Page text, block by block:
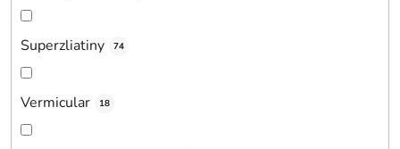
Superzliatiny 74
Vermicular 18